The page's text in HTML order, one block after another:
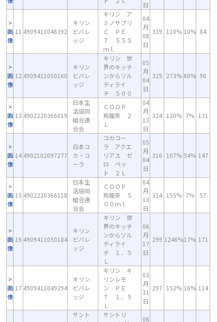
日
画
像
11 4909411046392
キリン
ビバレ
ッジ
キリン ア
ミノサプリ
Ｃ ＰＥ
Ｔ ５５５
ｍｌ
04
月
08
日
339 110% 10% 84
画
像
12 4909411050160
キリン
ビバレ
ッジ
キリン 世
界のキッチ
ンからソル
ティライ
チ ５００
05
月
04
日
325 273% 60% 90
画
像
13 4902220366019
日本生
活協同
組合連
合会
ＣＯＯＰ
烏龍茶 ２
Ｌ
04
月
13
日
324 120% 7% 131
画
像
14 4902102097277
日本コ
カ・コ
ーラ
コカコー
ラ アクエ
リアス ゼ
ロ ペッ
ト ２Ｌ
05
月
04
日
316 107% 54% 147
画
像
15 4902220366118
日本生
活協同
組合連
合会
ＣＯＯＰ
烏龍茶 ５
００ｍｌ
04
月
13
日
314 155% 7% 57
画
像
16 4909411050184
キリン
ビバレ
ッジ
キリン 世
界のキッチ
ンからソル
ティライ
チ １．５
Ｌ
06
月
17
日
299 1246%17% 171
画
像
17 4909411049294
キリン
ビバレ
ッジ
キリン キ
リンレモ
ン ＰＥ
Ｔ １．５
Ｌ
03
月
31
日
297 152% 16% 114
サント
サントリ
06